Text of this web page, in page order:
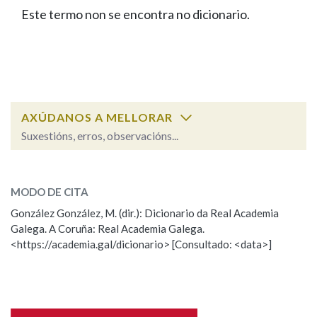
FIGURAS HOMENAXEADAS
PORTAL DAS PALABRAS
Facebook
TwitterYoutubeInstagram
Bluesky
BUSCAR NOS LEMAS
Remata por
BUSCAR NO CONTIDO
Nas definicións
Este termo non se encontra no dicionario.
AXÚDANOS A MELLORAR
Suxestións, erros, observacións...
Observación
Nome
MODO DE CITA
González González, M. (dir.): Dicionario da Real Academia
Galega. A Coruña: Real Academia Galega.
<https://academia.gal/dicionario> [Consultado: <data>]